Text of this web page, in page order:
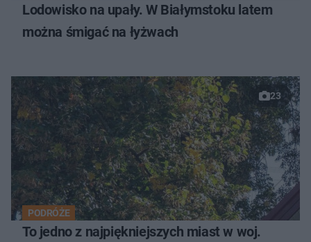
Lodowisko na upały. W Białymstoku latem
można śmigać na łyżwach
23
PODRÓŻE
To jedno z najpiękniejszych miast w woj.